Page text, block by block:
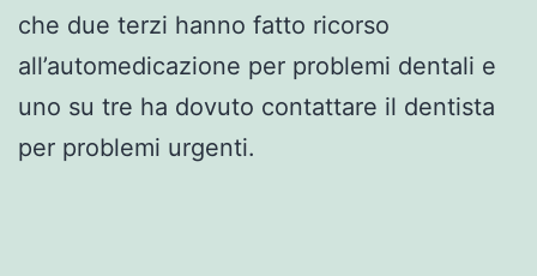
che due terzi hanno fatto ricorso
all’automedicazione per problemi dentali e
uno su tre ha dovuto contattare il dentista
per problemi urgenti.